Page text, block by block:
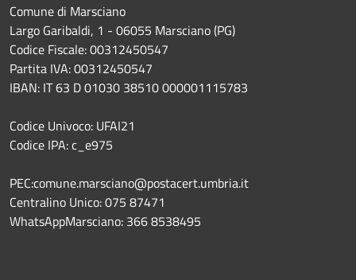
Comune di Marsciano
Largo Garibaldi, 1 - 06055 Marsciano (PG)
Codice Fiscale: 00312450547
Partita IVA: 00312450547
IBAN: IT 63 D 01030 38510 000001115783
Codice Univoco: UFAI21
Codice IPA: c_e975
PEC:comune.marsciano@postacert.umbria.it
Centralino Unico: 075 87471
WhatsAppMarsciano: 366 8538495